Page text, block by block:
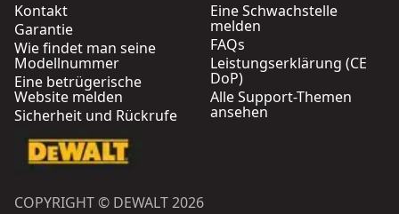
Kontakt
Garantie
Wie findet man seine
Modellnummer
Eine betrügerische
Website melden
Sicherheit und Rückrufe
Eine Schwachstelle
melden
FAQs
Leistungserklärung (CE
DoP)
Alle Support-Themen
ansehen
COPYRIGHT © DEWALT 2026